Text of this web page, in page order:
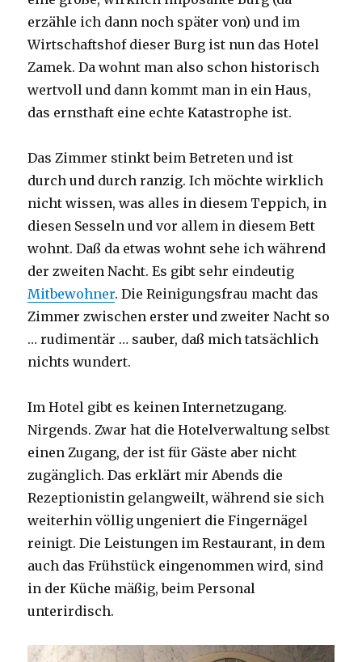
erzähle ich dann noch später von) und im
Wirtschaftshof dieser Burg ist nun das Hotel
Zamek. Da wohnt man also schon historisch
wertvoll und dann kommt man in ein Haus,
das ernsthaft eine echte Katastrophe ist.
Das Zimmer stinkt beim Betreten und ist
durch und durch ranzig. Ich möchte wirklich
nicht wissen, was alles in diesem Teppich, in
diesen Sesseln und vor allem in diesem Bett
wohnt. Daß da etwas wohnt sehe ich während
der zweiten Nacht. Es gibt sehr eindeutig
Mitbewohner. Die Reinigungsfrau macht das
Zimmer zwischen erster und zweiter Nacht so
… rudimentär … sauber, daß mich tatsächlich
nichts wundert.
Im Hotel gibt es keinen Internetzugang.
Nirgends. Zwar hat die Hotelverwaltung selbst
einen Zugang, der ist für Gäste aber nicht
zugänglich. Das erklärt mir Abends die
Rezeptionistin gelangweilt, während sie sich
weiterhin völlig ungeniert die Fingernägel
reinigt. Die Leistungen im Restaurant, in dem
auch das Frühstück eingenommen wird, sind
in der Küche mäßig, beim Personal
unterirdisch.